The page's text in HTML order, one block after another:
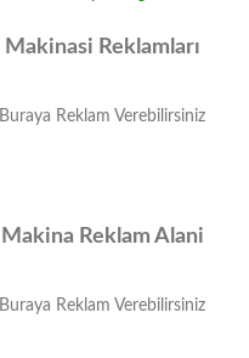
Makinasi Reklamları
Buraya Reklam Verebilirsiniz
Makina Reklam Alani
Buraya Reklam Verebilirsiniz